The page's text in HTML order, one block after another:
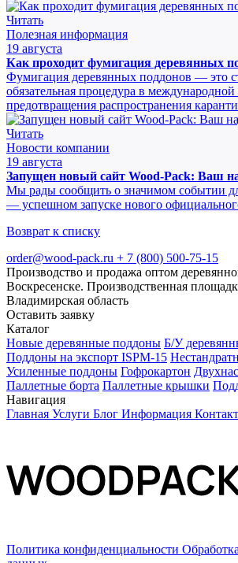
Читать
Полезная информация
19 августа
Как проходит фумигация деревянных
Фумигация деревянных поддонов — это
обязательная процедура в международной
предотвращения распространения
Читать
Новости компании
19 августа
Запущен новый сайт Wood-Pack: Ваш
Мы рады сообщить о значимом событии
— успешном запуске нового
Возврат к списку
order@wood-pack.ru + 7 (800) 500-75-15
Производство и продажа оптом
Воскресенске. Производственная
Владимирская область
Оставить заявку
Каталог
Новые деревянные поддоны Б/У
Поддоны на экспорт ISPM-15
Усиленные поддоны Гофрокартон
Паллетные борта Паллетные крышки
Навигация
Главная Услуги Блог Информация
Политика конфиденциальности